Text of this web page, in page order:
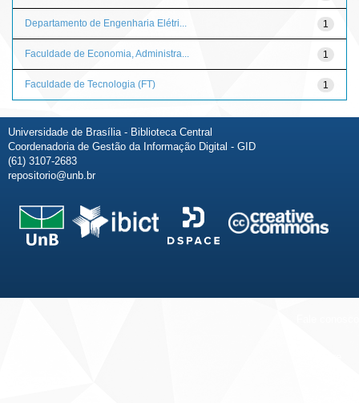
1
Departamento de Engenharia Elétri...
1
Faculdade de Economia, Administra...
1
Faculdade de Tecnologia (FT)
Universidade de Brasília - Biblioteca Central
Coordenadoria de Gestão da Informação Digital - GID
(61) 3107-2683
repositorio@unb.br